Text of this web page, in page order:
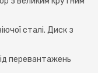
сталі. Диск з
перевантажень